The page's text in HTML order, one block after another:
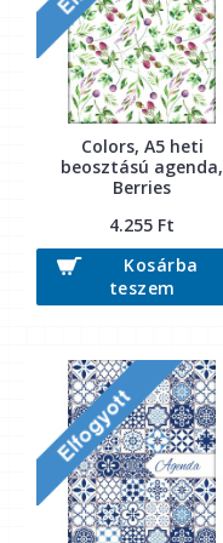
Colors, A5 heti
beosztású agenda,
Berries
4.255 Ft
Kosárba
teszem